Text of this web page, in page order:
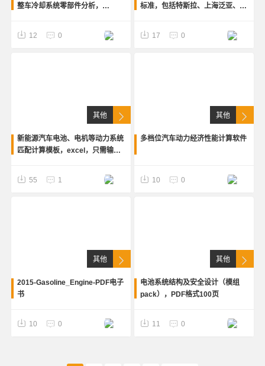
整车冷却系统零部件分析，
却模块、风扇、水罐、水箱、橡胶
管、和油管）技术标准
12 0
标准，包括特斯拉、上海泛亚、托
发、亚新科公司的汽车悬置系统设
计规范和开发流程
17 0
其他
新能源汽车电池、电机等动力系统
匹配计算模板，excel，只需输入
结果
55 1
其他
多档位汽车动力经济性能计算软件
10 0
其他
2015-Gasoline_Engine-PDF电子
书
10 0
其他
电池系统结构及安全设计（模组
pack），PDF格式100页
11 0